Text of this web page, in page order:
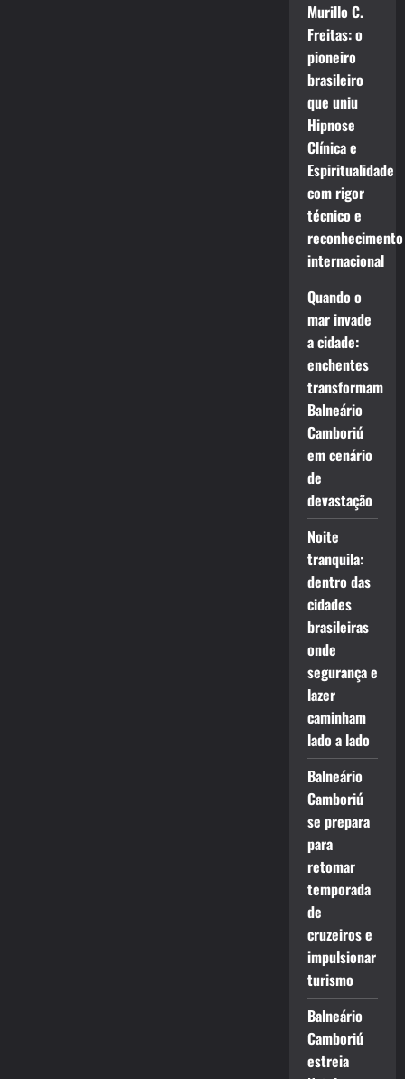
Murillo C.
Freitas: o
pioneiro
brasileiro
que uniu
Hipnose
Clínica e
Espiritualidade
com rigor
técnico e
reconhecimento
internacional
Quando o
mar invade
a cidade:
enchentes
transformam
Balneário
Camboriú
em cenário
de
devastação
Noite
tranquila:
dentro das
cidades
brasileiras
onde
segurança e
lazer
caminham
lado a lado
Balneário
Camboriú
se prepara
para
retomar
temporada
de
cruzeiros e
impulsionar
turismo
Balneário
Camboriú
estreia